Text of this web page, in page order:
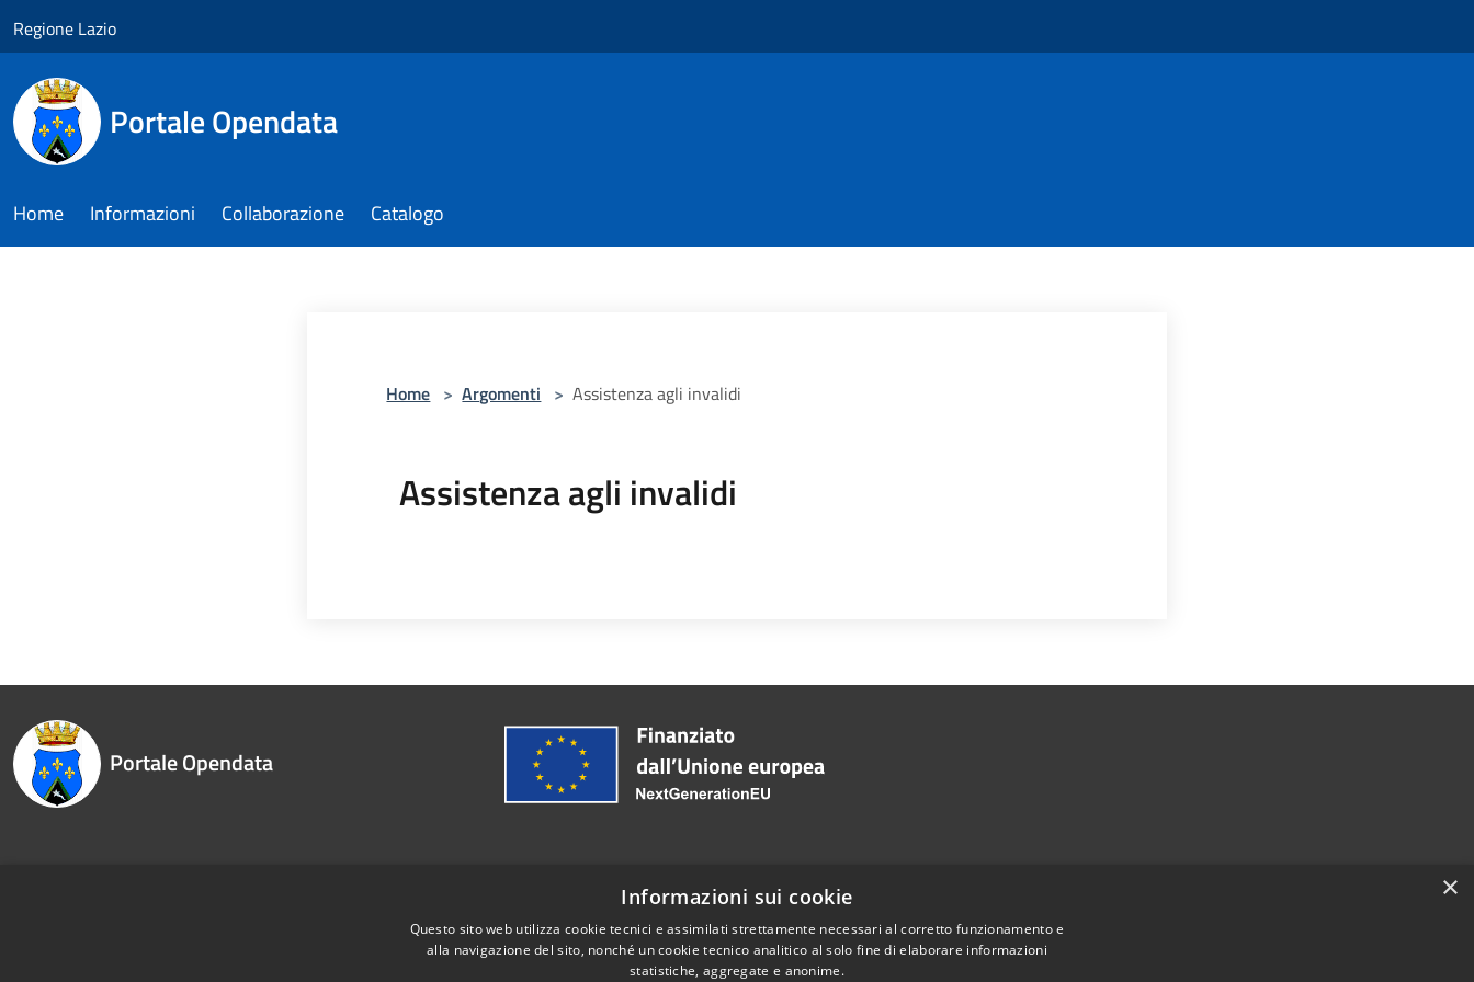
Regione Lazio
Portale Opendata
Home Informazioni Collaborazione Catalogo
Home > Argomenti > Assistenza agli invalidi
Assistenza agli invalidi
Portale Opendata
Telefono:0763 798002
Email: comunegrottedicastro@tin.it
×
Informazioni sui cookie
Questo sito web utilizza cookie tecnici e assimilati strettamente necessari al corretto funzionamento e
alla navigazione del sito, nonché un cookie tecnico analitico al solo fine di elaborare informazioni
statistiche, aggregate e anonime.